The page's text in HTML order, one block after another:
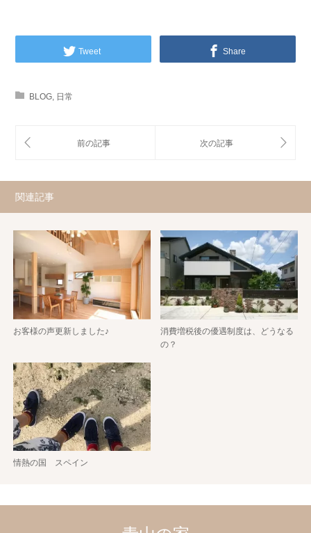
Tweet Share
BLOG 日常
関連記事
お客様の声更新しました♪
消費増税後の優遇制度は、どうなる
の？
情熱の国 スペイン